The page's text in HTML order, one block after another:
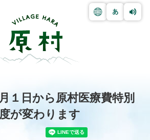
１日から原村医療費特別
が変わります